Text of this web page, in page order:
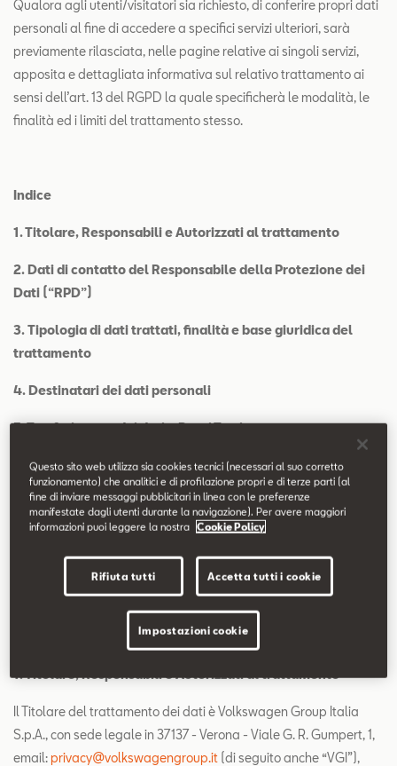
Qualora agli utenti/visitatori sia richiesto, di conferire propri dati
personali al fine di accedere a specifici servizi ulteriori, sarà
previamente rilasciata, nelle pagine relative ai singoli servizi,
apposita e dettagliata informativa sul relativo trattamento ai
sensi dell’art. 13 del RGPD la quale specificherà le modalità, le
finalità ed i limiti del trattamento stesso.
Indice
1. Titolare, Responsabili e Autorizzati al trattamento
2.Dati di contatto del Responsabile della Protezione dei
Dati (“RPD”)
3.Tipologia di dati trattati, finalità e base giuridica del
trattamento
4. Destinatari dei dati personali
5. Trasferimento dei dati a Paesi Terzi
6. Modalità del trattamento e periodo di conservazione dei
dati
7. Diritti dell’Interessato
8. Comunicazione e conferimento dei dati
9. Aggiornamento e modifica della Privacy Policy
1. Titolare, Responsabili e Autorizzati al trattamento
Il Titolare del trattamento dei dati è Volkswagen Group Italia
S.p.A., con sede legale in 37137 - Verona - Viale G. R. Gumpert, 1,
email: privacy@volkswagengroup.it (di seguito anche “VGI”),
Questo sito web utilizza sia cookies tecnici (necessari al suo corretto
funzionamento) che analitici e di profilazione propri e di terze parti (al
fine di inviare messaggi pubblicitari in linea con le preferenze
manifestate dagli utenti durante la navigazione). Per avere maggiori
informazioni puoi leggere la nostra
Cookie Policy
Rifiuta tutti Accetta tutti i cookie
Impostazioni cookie